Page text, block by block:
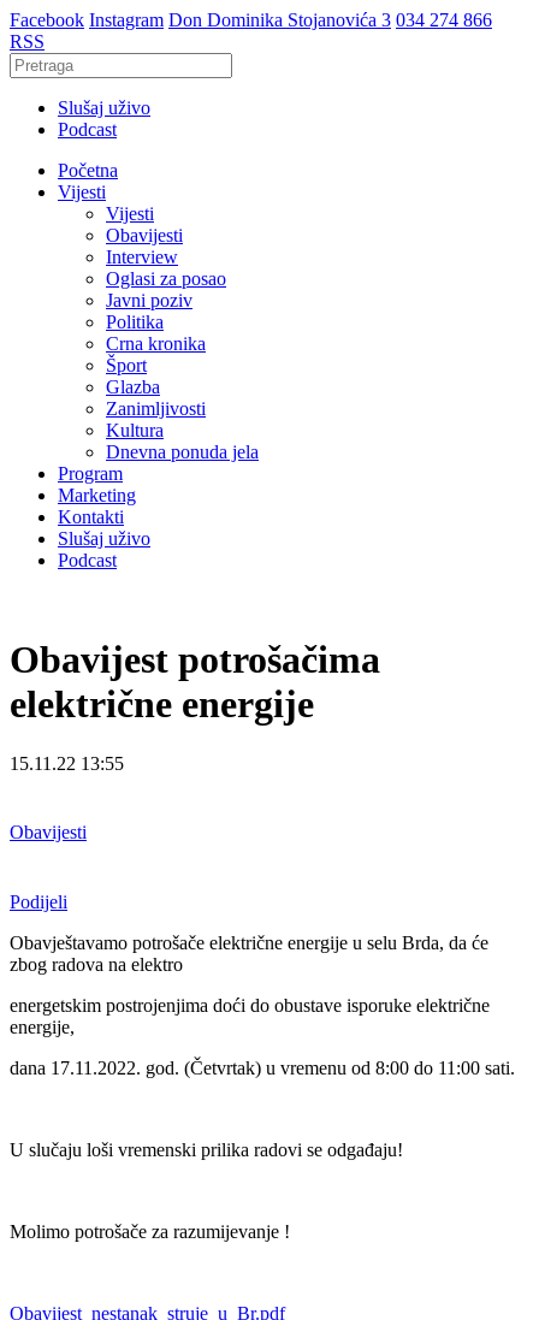
Facebook Instagram Don Dominika Stojanovića 3 034 274 866
RSS
Slušaj uživo
Podcast
Početna
Vijesti
Vijesti
Obavijesti
Interview
Oglasi za posao
Javni poziv
Politika
Crna kronika
Šport
Glazba
Zanimljivosti
Kultura
Dnevna ponuda jela
Program
Marketing
Kontakti
Slušaj uživo
Podcast
Obavijest potrošačima
električne energije
15.11.22 13:55
Obavijesti
Podijeli
Obavještavamo potrošače električne energije u selu Brda, da će
zbog radova na elektro
energetskim postrojenjima doći do obustave isporuke električne
energije,
dana 17.11.2022. god. (Četvrtak) u vremenu od 8:00 do 11:00 sati.
U slučaju loši vremenski prilika radovi se odgađaju!
Molimo potrošače za razumijevanje !
Obavijest_nestanak_struje_u_Br.pdf